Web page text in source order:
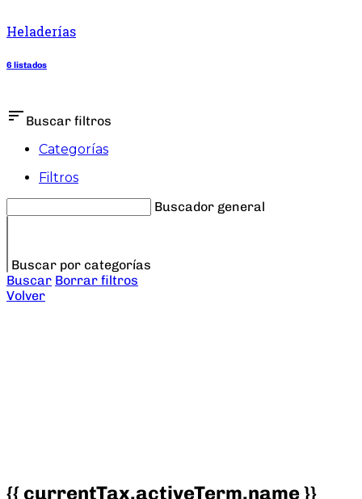
Heladerías
6 listados
sort Buscar filtros
Categorías
Filtros
Buscador general
Buscar por categorías
Buscar Borrar filtros
Volver
{{ currentTax.activeTerm.name }}